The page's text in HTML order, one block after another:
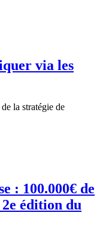
via les
la stratégie de
: 100.000€ de
édition du